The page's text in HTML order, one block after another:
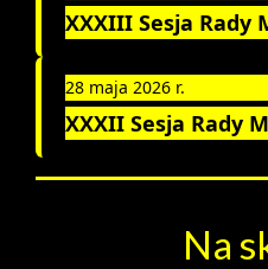
XXXIII Sesja Rady
28 maja 2026 r.
XXXII Sesja Rady
Na